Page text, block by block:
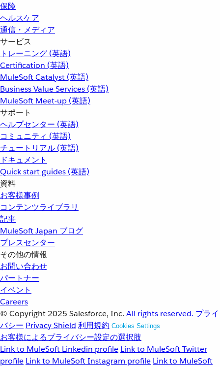
保険
ヘルスケア
通信・メディア
サービス
トレーニング (英語)
Certification (英語)
MuleSoft Catalyst (英語)
Business Value Services (英語)
MuleSoft Meet-up (英語)
サポート
ヘルプセンター (英語)
コミュニティ (英語)
チュートリアル (英語)
ドキュメント
Quick start guides (英語)
資料
お客様事例
コンテンツライブラリ
記事
MuleSoft Japan ブログ
プレスセンター
その他の情報
お問い合わせ
パートナー
イベント
Careers
© Copyright 2025 Salesforce, Inc. All rights reserved. プライ
バシー Privacy Shield 利用規約 Cookies Settings
お客様によるプライバシー設定の選択肢
Link to MuleSoft Linkedin profile Link to MuleSoft Twitter
profile Link to MuleSoft Instagram profile Link to MuleSoft